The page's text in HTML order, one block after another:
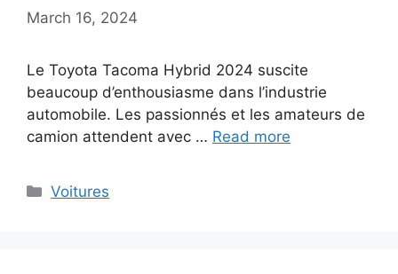
March 16, 2024
Le Toyota Tacoma Hybrid 2024 suscite
beaucoup d’enthousiasme dans l’industrie
automobile. Les passionnés et les amateurs de
camion attendent avec … Read more
Categories
Voitures